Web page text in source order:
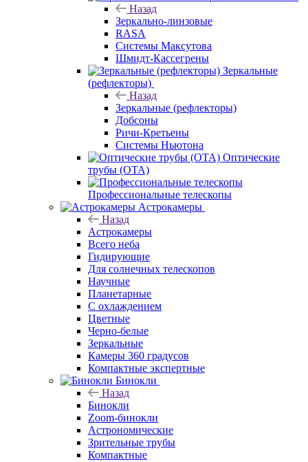
Назад
Зеркально-линзовые
RASA
Системы Максутова
Шмидт-Кассегрены
Зеркальные
(рефлекторы)
Назад
Зеркальные (рефлекторы)
Добсоны
Ричи-Кретьены
Системы Ньютона
Оптические
трубы (OTA)
Профессиональные телескопы
Астрокамеры
Назад
Астрокамеры
Всего неба
Гидирующие
Для солнечных телескопов
Научные
Планетарные
С охлаждением
Цветные
Черно-белые
Зеркальные
Камеры 360 градусов
Компактные экспертные
Бинокли
Назад
Бинокли
Zoom-бинокли
Астрономические
Зрительные трубы
Компактные